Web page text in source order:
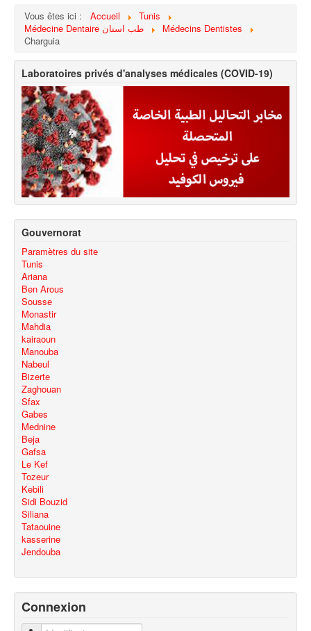
Vous êtes ici : Accueil
Tunis
Médecine Dentaire طب اسنان
Médecins Dentistes
Charguia
Laboratoires privés d'analyses médicales (COVID-19)
Gouvernorat
Paramètres du site
Tunis
Ariana
Ben Arous
Sousse
Monastir
Mahdia
kairaoun
Manouba
Nabeul
Bizerte
Zaghouan
Sfax
Gabes
Mednine
Beja
Gafsa
Le Kef
Tozeur
Kebili
Sidi Bouzid
Siliana
Tataouine
kasserine
Jendouba
Connexion